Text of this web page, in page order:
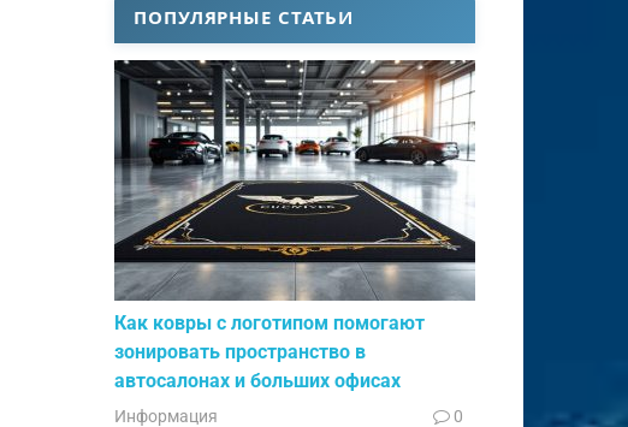
ПОПУЛЯРНЫЕ СТАТЬИ
Как ковры с логотипом помогают
зонировать пространство в
автосалонах и больших офисах
Информация 0